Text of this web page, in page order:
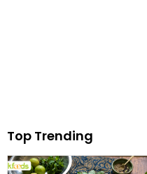
Top Trending